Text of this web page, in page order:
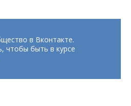
в Вконтакте.
чтобы быть в курсе